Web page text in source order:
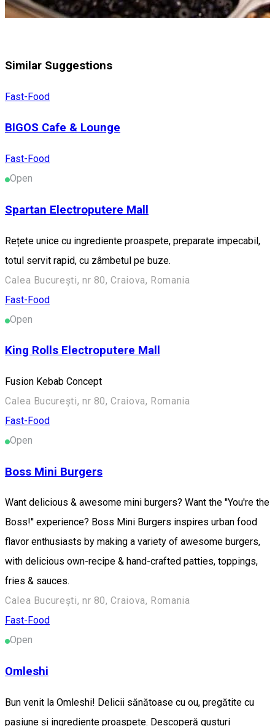
Similar Suggestions
Fast-Food
BIGOS Cafe & Lounge
Fast-Food
Open
Spartan Electroputere Mall
Rețete unice cu ingrediente proaspete, preparate impecabil,
totul servit rapid, cu zâmbetul pe buze.
Calea București, nr 80, Craiova, Romania
Fast-Food
Open
King Rolls Electroputere Mall
Fusion Kebab Concept
Calea București, nr 80, Craiova, Romania
Fast-Food
Open
Boss Mini Burgers
Want delicious & awesome mini burgers? Want the ''You're the
Boss!'' experience? Boss Mini Burgers inspires urban food
flavor enthusiasts by making a variety of awesome burgers,
with delicious own-recipe & hand-crafted patties, toppings,
fries & sauces.
Calea București, nr 80, Craiova, Romania
Fast-Food
Open
Omleshi
Bun venit la Omleshi! Delicii sănătoase cu ou, pregătite cu
pasiune și ingrediente proaspete. Descoperă gusturi